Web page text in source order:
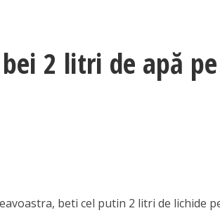
2 litri de apă
beti cel putin 2 litri de lichide